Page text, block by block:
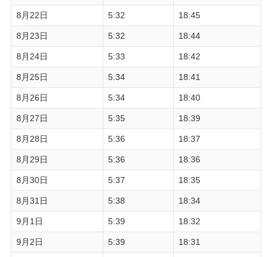
8月22日 5:32 18:45
8月23日 5:32 18:44
8月24日 5:33 18:42
8月25日 5:34 18:41
8月26日 5:34 18:40
8月27日 5:35 18:39
8月28日 5:36 18:37
8月29日 5:36 18:36
8月30日 5:37 18:35
8月31日 5:38 18:34
9月1日 5:39 18:32
9月2日 5:39 18:31